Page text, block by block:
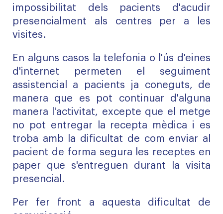
impossibilitat dels pacients d'acudir
presencialment als centres per a les
visites.
En alguns casos la telefonia o l'ús d'eines
d'internet permeten el seguiment
assistencial a pacients ja coneguts, de
manera que es pot continuar d'alguna
manera l'activitat, excepte que el metge
no pot entregar la recepta mèdica i es
troba amb la dificultat de com enviar al
pacient de forma segura les receptes en
paper que s'entreguen durant la visita
presencial.
Per fer front a aquesta dificultat de